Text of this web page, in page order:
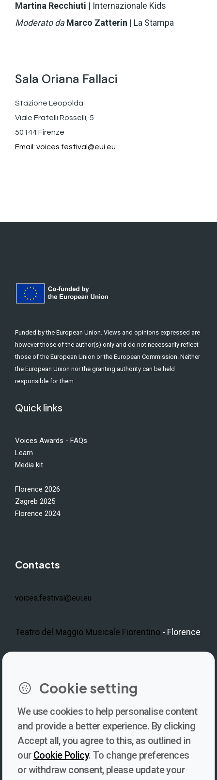
Martina Recchiuti | Internazionale Kids
Moderato da Marco Zatterin | La Stampa
Sala Oriana Fallaci
Stazione Leopolda
Viale Fratelli Rosselli, 5
50144 Firenze
Email:voices.festival@eui.eu
Funded by the European Union. Views and opinions expressed are
however those of the author(s) only and do not necessarily reflect
those of the European Union or the European Commission. Neither
the European Union nor the granting authority can be held
responsible for them.
Quick links
Voices Awards - FAQs
Learn
Media kit
Florence 2026
Zagreb 2025
Florence 2024
Contacts
voices.festival@eui.eu
Teatro del Maggio Musicale Fiorentino - Florence
Newsletter
Subscribe to our newsletter for updates, behind-the-scenes
insights, and thought-provoking content from Voices. Be part of
the conversation shaping the future of journalism and media
Cookie setting
We use cookies to help personalise content
and provide a better experience. By clicking
Accept all, you agree to this, as outlined in
our Cookie Policy. To change preferences
or withdraw consent, please update your